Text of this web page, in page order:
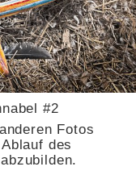
#2
Fotos
des